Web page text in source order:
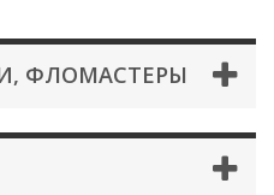
ФЛОМАСТЕРЫ